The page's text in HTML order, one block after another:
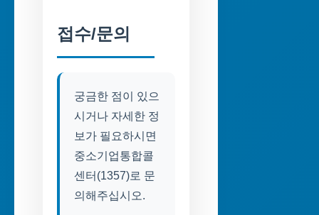
접수/문의
궁금한 점이 있으
시거나 자세한 정
보가 필요하시면
중소기업통합콜
센터(1357)로 문
의해주십시오.